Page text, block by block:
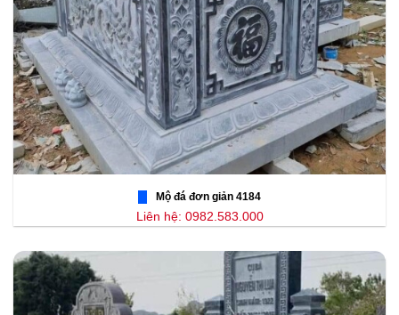
Mộ đá đơn giản 4184
Liên hệ: 0982.583.000